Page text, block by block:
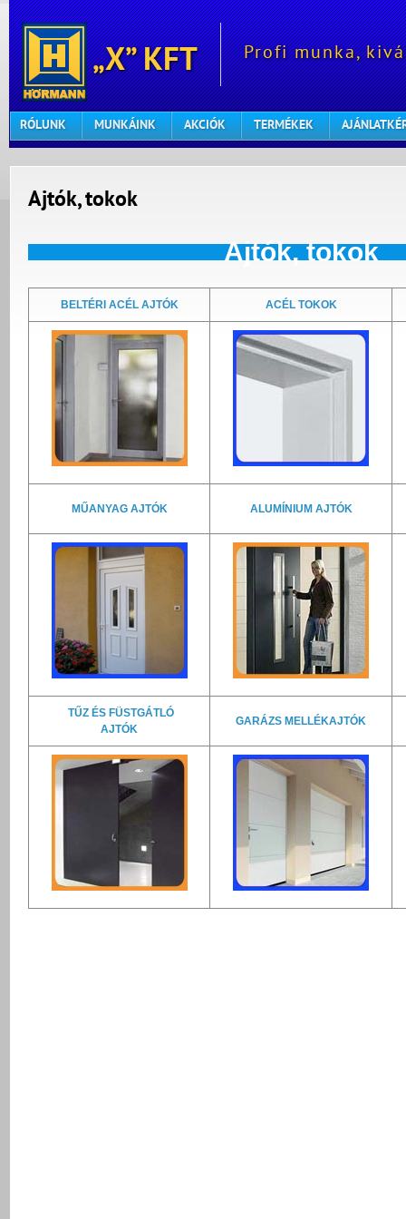
„X” KFT Profi munka,
RÓLUNK MUNKÁINK AKCIÓK TERMÉKEK
Ajtók, tokok
Ajtók, tokok
BELTÉRI ACÉL AJTÓK ACÉL TOKOK
MŰANYAG AJTÓK ALUMÍNIUM AJTÓK
TŰZ ÉS FÜSTGÁTLÓ
AJTÓK
GARÁZS MELLÉKAJTÓK